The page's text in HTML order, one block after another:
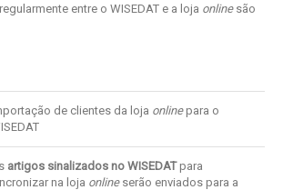
entre o WISEDAT e a loja onlinesão
de clientes da loja onlinepara o
artigos sinalizados no WISEDATpara
na loja onlineserão enviados para a